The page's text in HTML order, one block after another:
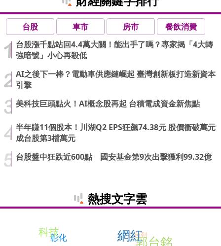
台股 車市 房市
餐飲消費
台股漲千點站回4.4萬大關！能出手了嗎？專家揭「4大轉
強暗號」小心再殺低
AI之後下一棒？電動車供應鏈崛起 臺灣創新板打造新資本
引擎
美科技巨頭點火！AI概念股再起 台積電成資金新焦點
半年賺11個股本！川湖Q2 EPS狂飆74.38元 股價衝破萬元
成台股第3檔萬元
台股盤中狂跌近600點 國安基金第9次出擊獲利99.32億
熱搜文字雲
彰化 郭台銘
科技 以色列
網紅